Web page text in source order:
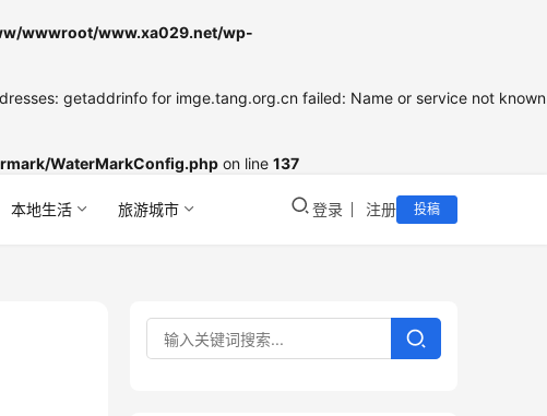
wwwroot/www.xa029.net/wp-
getaddrinfo for imge.tang.org.cn failed: Name or service not known
WaterMarkConfig.php on line 137
本地生活 旅游城市 登录 注册 投稿